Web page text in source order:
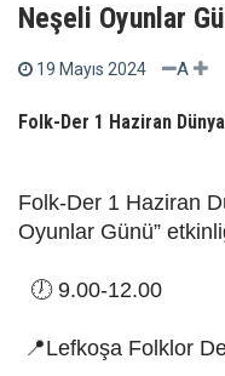
Neşeli Oyunlar
19 Mayıs 2024 A
Folk-Der 1 Haziran
Folk-Der 1 Haziran
Oyunlar Günü”
🕖 9.00-12.00
📍Lefkoşa Folklor